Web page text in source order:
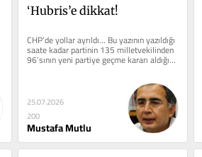
‘Hubris’e dikkat!
CHP’de yollar ayrıldı... Bu yazının yazıldığı
saate kadar partinin 135 milletvekilinden
96’sının yeni partiye geçme kararı aldığı...
25.07.2026
200
Mustafa Mutlu